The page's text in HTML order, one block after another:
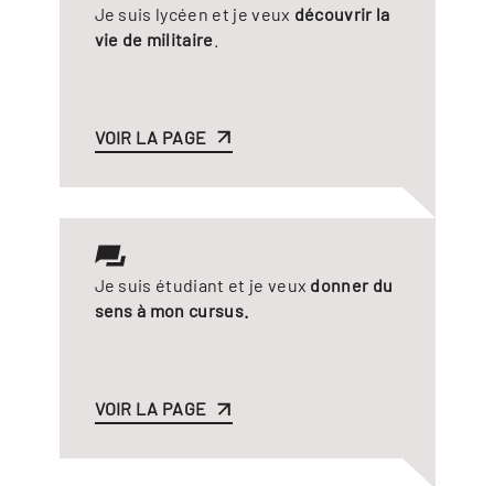
Je suis lycéen et je veux découvrir la
vie de militaire
VOIR LA PAGE
Je suis étudiant et je veux donner du
sens à mon cursus.
VOIR LA PAGE